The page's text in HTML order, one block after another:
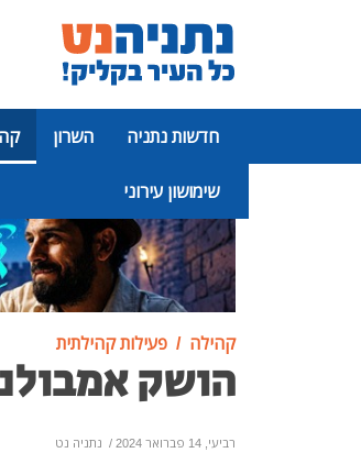
חדשות נתניה השרון
שימושון עירוני
פרסומת
קהילה פעילות קהילתית
הושק
רביעי, 14 פברואר 2024 / נתניה נט